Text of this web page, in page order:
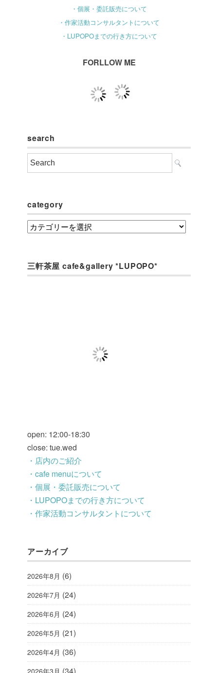
・個展・委託販売について
・作家活動コンサルタントについて
・LUPOPOまでの行き方について
FORLLOW ME
search
category
category
三軒茶屋 cafe&gallery *LUPOPO*
open: 12:00-18:30
close: tue.wed
・店内のご紹介
・cafe menuについて
・個展・委託販売について
・LUPOPOまでの行き方について
・作家活動コンサルタントについて
アーカイブ
2026年8月 (6)
2026年7月 (24)
2026年6月 (24)
2026年5月 (21)
2026年4月 (36)
2026年3月